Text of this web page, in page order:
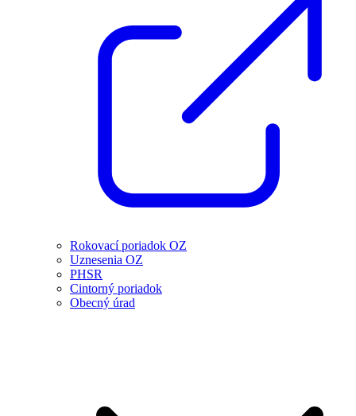
Rokovací poriadok OZ
Uznesenia OZ
PHSR
Cintorný poriadok
Obecný úrad